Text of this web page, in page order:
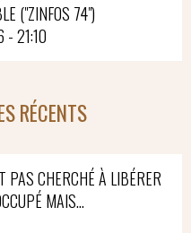
("ZINFOS 74")
21:10
RÉCENTS
PAS CHERCHÉ À LIBÉRER
MAIS...